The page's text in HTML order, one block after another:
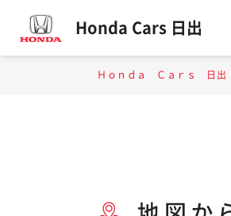
Honda Cars 日出
Ｈｏｎｄａ Ｃａｒｓ 日出